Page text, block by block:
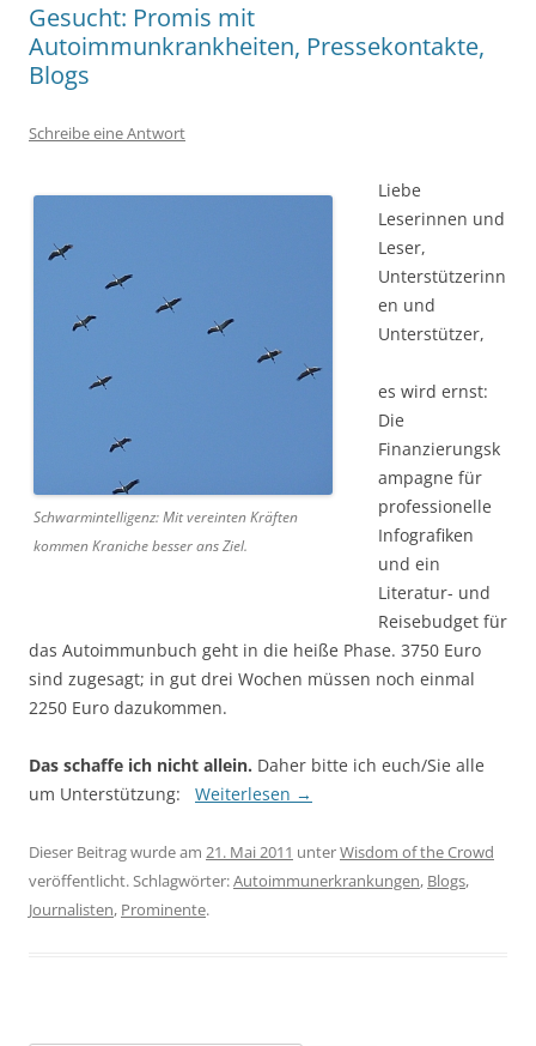
Gesucht: Promis mit
Autoimmunkrankheiten, Pressekontakte,
Blogs
Schreibe eine Antwort
Schwarmintelligenz: Mit vereinten Kräften
kommen Kraniche besser ans Ziel.
Liebe
Leserinnen und
Leser,
Unterstützerinn
en und
Unterstützer,
es wird ernst:
Die
Finanzierungsk
ampagne für
professionelle
Infografiken
und ein
Literatur- und
Reisebudget für
das Autoimmunbuch geht in die heiße Phase. 3750 Euro
sind zugesagt; in gut drei Wochen müssen noch einmal
2250 Euro dazukommen.
Das schaffe ich nicht allein. Daher bitte ich euch/Sie alle
um Unterstützung: Weiterlesen →
Dieser Beitrag wurde am 21. Mai 2011 unterWisdom of the Crowd
veröffentlicht. Schlagwörter:Autoimmunerkrankungen, Blogs,
Journalisten, Prominente.